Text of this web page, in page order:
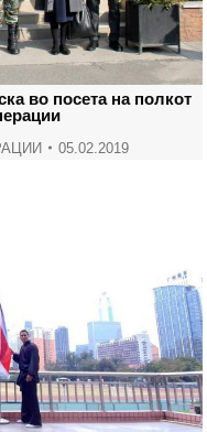
во посета на полкот
05.02.2019